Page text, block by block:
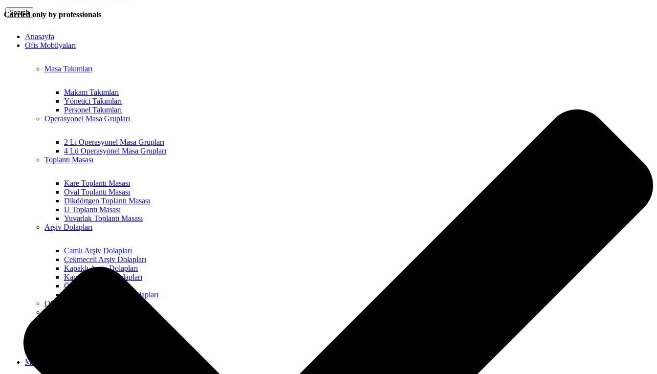
Search
Anasayfa
Ofis Mobilyaları
Masa Takımları
Makam Takımları
Yönetici Takımları
Personel Takımları
Operasyonel Masa Grupları
2 Li Operasyonel Masa Grupları
4 Lü Operasyonel Masa Grupları
Toplantı Masası
Kare Toplantı Masası
Oval Toplantı Masası
Dikdörtgen Toplantı Masası
U Toplantı Masası
Yuvarlak Toplantı Masası
Arşiv Dolapları
Camlı Arşiv Dolapları
Çekmeceli Arşiv Dolapları
Kapaklı Arşiv Dolapları
Kapaksız Arşiv Dolapları
Öğretmen Dolapları
Yarım Kapaklı Arşiv Dolapları
Ofis Soyunma Dolapları
Müdür Koltukları
Carried only by professionals